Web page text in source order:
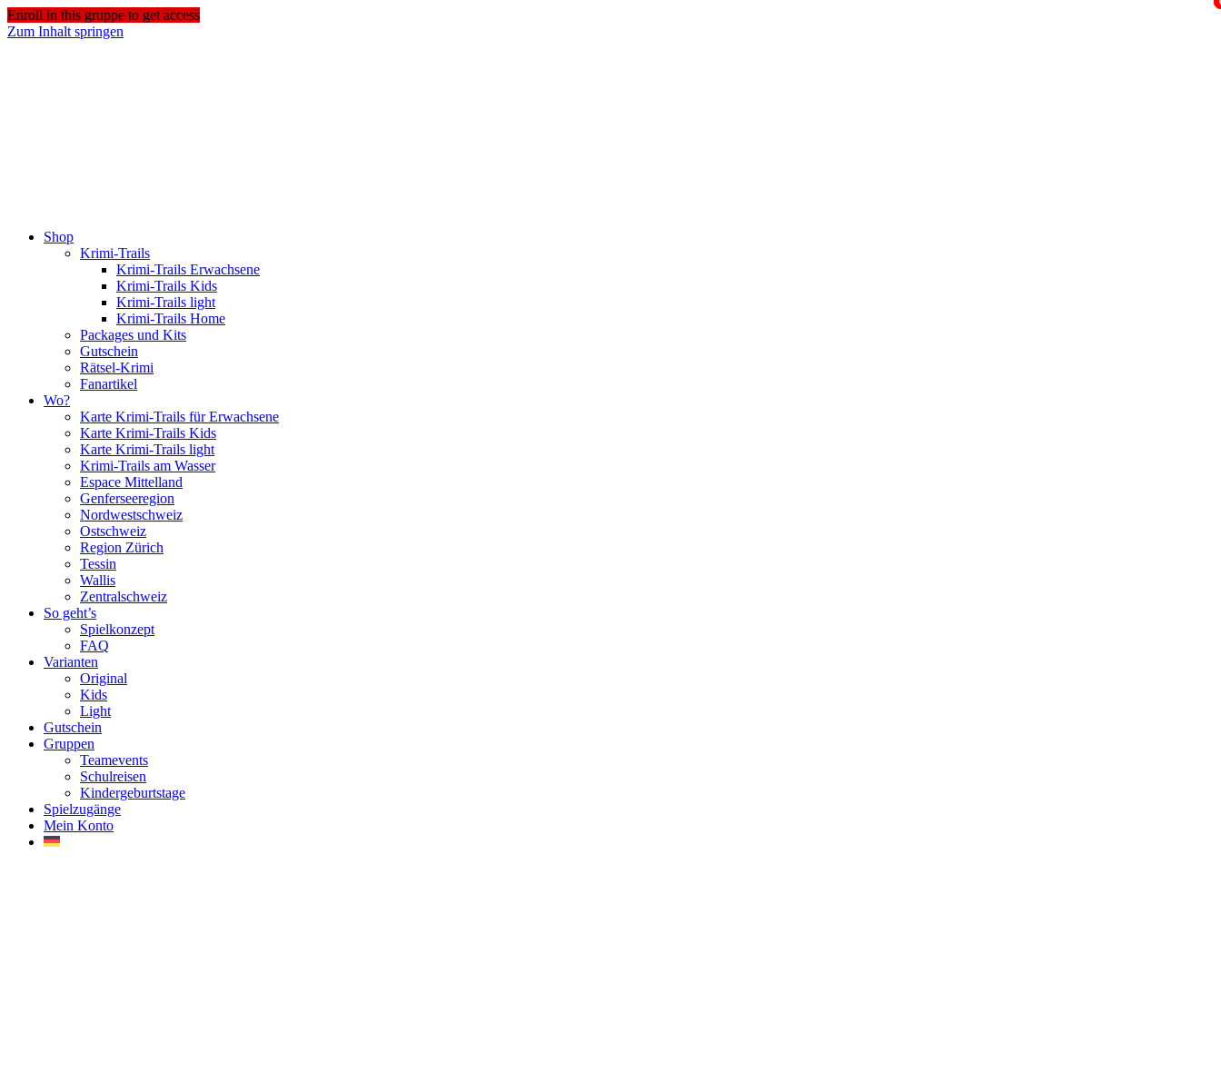
Enroll in this gruppe to get access
Zum Inhalt springen
Shop
Krimi-Trails
Krimi-Trails Erwachsene
Krimi-Trails Kids
Krimi-Trails light
Krimi-Trails Home
Packages und Kits
Gutschein
Rätsel-Krimi
Fanartikel
Wo?
Karte Krimi-Trails für Erwachsene
Karte Krimi-Trails Kids
Karte Krimi-Trails light
Krimi-Trails am Wasser
Espace Mittelland
Genferseeregion
Nordwestschweiz
Ostschweiz
Region Zürich
Tessin
Wallis
Zentralschweiz
So geht’s
Spielkonzept
FAQ
Varianten
Original
Kids
Light
Gutschein
Gruppen
Teamevents
Schulreisen
Kindergeburtstage
Spielzugänge
Mein Konto